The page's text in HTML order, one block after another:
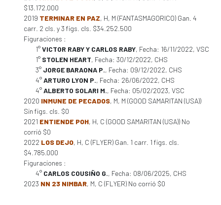
$13.172.000
2019 TERMINAR EN PAZ, H, M (FANTASMAGORICO) Gan. 4
carr. 2 cls. y 3 figs. cls. $34.252.500
Figuraciones :
1°VICTOR RABY Y CARLOS RABY, Fecha: 16/11/2022, VSC
1° STOLEN HEART, Fecha: 30/12/2022, CHS
3° JORGE BARAONA P., Fecha: 09/12/2022, CHS
4°ARTURO LYON P., Fecha: 26/06/2022, CHS
4°ALBERTO SOLARI M., Fecha: 05/02/2023, VSC
2020 INMUNE DE PECADOS, M, M (GOOD SAMARITAN (USA))
Sin figs. cls. $0
2021 ENTIENDE POH, H, C (GOOD SAMARITAN (USA)) No
corrió $0
2022 LOS DEJO, H, C (FLYER) Gan. 1 carr. 1 figs. cls.
$4.785.000
Figuraciones :
4° CARLOS COUSIÑO G., Fecha: 08/06/2025, CHS
2023 NN 23 NIMBAR, M, C (FLYER) No corrió $0